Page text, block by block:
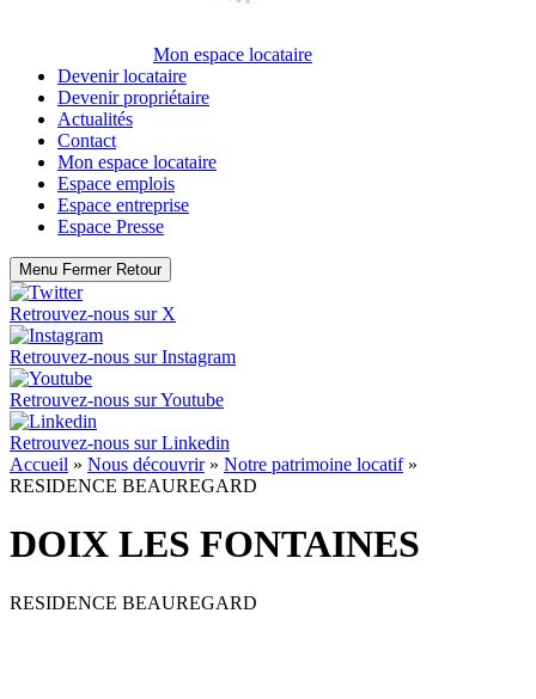
Mon espace locataire
Devenir locataire
Devenir propriétaire
Actualités
Contact
Mon espace locataire
Espace emplois
Espace entreprise
Espace Presse
Menu Fermer Retour
Retrouvez-nous sur X
Retrouvez-nous surInstagram
Retrouvez-nous surYoutube
Retrouvez-nous surLinkedin
Accueil » Nous découvrir» Notre patrimoine locatif»
RESIDENCE BEAUREGARD
DOIX LES FONTAINES
RESIDENCE BEAUREGARD